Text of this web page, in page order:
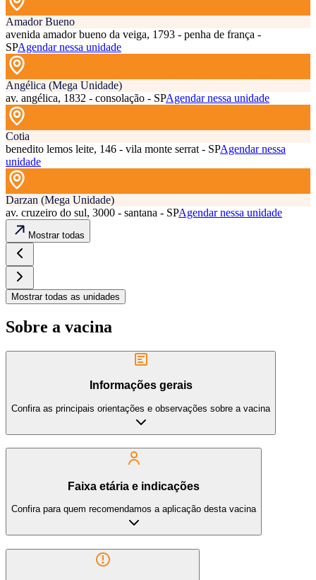
Amador Bueno
avenida amador bueno da veiga, 1793 - penha de frança -
SPAgendar nessa unidade
Angélica (Mega Unidade)
av. angélica, 1832 - consolação - SPAgendar nessa unidade
Cotia
benedito lemos leite, 146 - vila monte serrat - SPAgendar nessa
unidade
Darzan (Mega Unidade)
av. cruzeiro do sul, 3000 - santana - SPAgendar nessa unidade
Mostrar todas
Mostrar todas as unidades
Sobre a vacina
Informações gerais
Confira as principais orientações e observações sobre a vacina
Faixa etária e indicações
Confira para quem recomendamos a aplicação desta vacina